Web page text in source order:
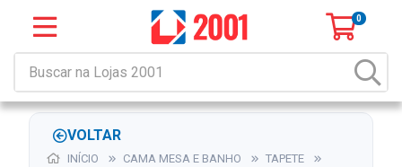
0
VOLTAR
INÍCIO CAMA MESA E BANHO
TAPETE